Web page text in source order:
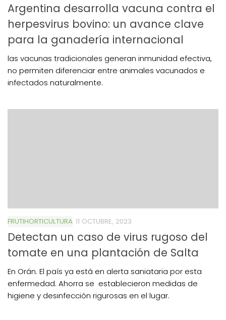
Argentina desarrolla vacuna contra el
herpesvirus bovino: un avance clave
para la ganadería internacional
las vacunas tradicionales generan inmunidad efectiva,
no permiten diferenciar entre animales vacunados e
infectados naturalmente.
FRUTIHORTICULTURA 11 OCTUBRE, 2023
Detectan un caso de virus rugoso del
tomate en una plantación de Salta
En Orán. El país ya está en alerta saniataria por esta
enfermedad. Ahorra se establecieron medidas de
higiene y desinfección rigurosas en el lugar.